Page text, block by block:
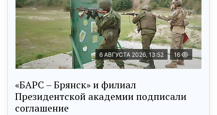
6 АВГУСТА 2026, 13:52 16
«БАРС – Брянск» и филиал
Президентской академии подписали
соглашение